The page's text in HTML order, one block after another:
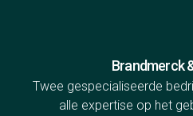
Brandmerck
Twee gespecialiseerde
alle expertise op het